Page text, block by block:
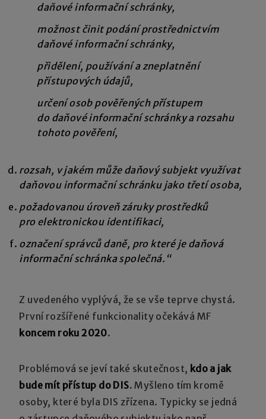
daňové informační schránky,
možnost činit podání prostřednictvím
daňové informační schránky,
přidělení, používání a zneplatnění
přístupových údajů,
určení osob pověřených přístupem
do daňové informační schránky a rozsahu
tohoto pověření,
rozsah, v jakém může daňový subjekt využívat
daňovou informační schránku jako třetí osoba,
požadovanou úroveň záruky prostředků
pro elektronickou identifikaci,
označení správců daně, pro které je daňová
informační schránka společná.“
Z uvedeného vyplývá, že se vše teprve chystá.
První rozšířené funkcionality očekává MF
koncem roku 2020.
Problémová se jeví také skutečnost, kdo a jak
bude mít přístup do DIS. Myšleno tím kromě
osoby, které byla DIS zřízena. Typicky se jedná